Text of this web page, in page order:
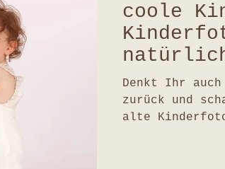
coole
Ilmenau
Denkt Ihr
zurück und
alte